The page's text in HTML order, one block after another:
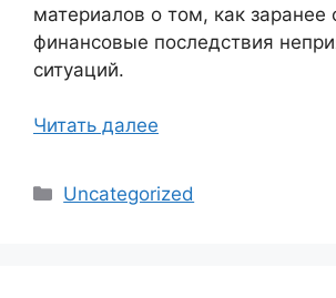
материалов о том, как заранее
финансовые последствия
ситуаций.
Читать далее
Рубрики
Uncategorized